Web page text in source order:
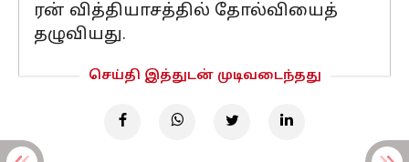
ரன் வித்தியாசத்தில் தோல்வியைத்
தழுவியது.
செய்தி இத்துடன் முடிவடைந்தது